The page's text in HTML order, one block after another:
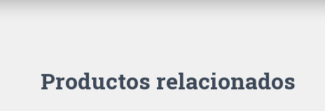
Productos relacionados